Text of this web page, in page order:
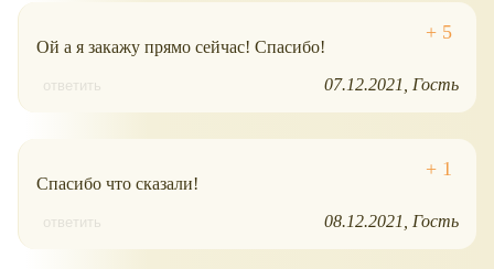
Ой а я закажу прямо сейчас! Спасибо!
ответить 07.12.2021 Гость
Спасибо что сказали!
ответить 08.12.2021 Гость